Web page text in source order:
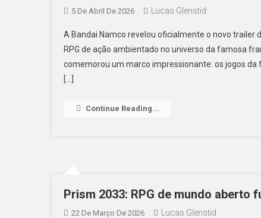
5 De Abril De 2026 Lucas Glenstid
A Bandai Namco revelou oficialmente o novo trailer
RPG de ação ambientado no universo da famosa
comemorou um marco impressionante: os jogos
[…]
Continue Reading...
Prism 2033: RPG de mundo aberto
22 De Março De 2026 Lucas Glenstid